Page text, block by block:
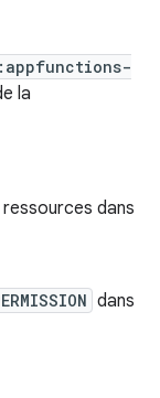
la
dans
dans